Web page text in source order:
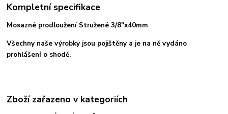
Kompletní specifikace
Mosazné prodloužení Stružené 3/8"x40mm
Všechny naše výrobky jsou pojištěny a je na ně vydáno
prohlášení o shodě.
Zboží zařazeno v kategoriích